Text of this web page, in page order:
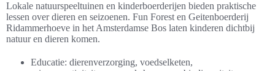
Lokale natuurspeeltuinen en kinderboerderijen bieden praktische
lessen over dieren en seizoenen. Fun Forest en Geitenboerderij
Ridammerhoeve in het Amsterdamse Bos laten kinderen dichtbij
natuur en dieren komen.
Educatie: dierenverzorging, voedselketen,